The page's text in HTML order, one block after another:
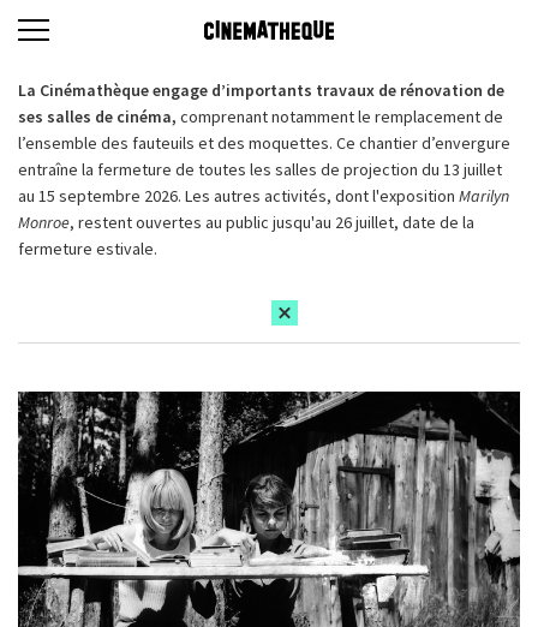
La Cinémathèque engage d’importants travaux de rénovation de
ses salles de cinéma, comprenant notamment le remplacement de
l’ensemble des fauteuils et des moquettes. Ce chantier d’envergure
entraîne la fermeture de toutes les salles de projection du 13 juillet
au 15 septembre 2026. Les autres activités, dont l'exposition Marilyn
Monroe, restent ouvertes au public jusqu'au 26 juillet, date de la
fermeture estivale.